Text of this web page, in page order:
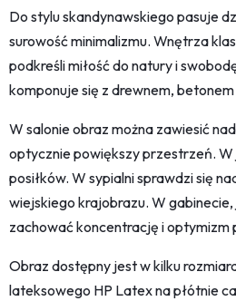
Do stylu skandynawskiego pasuje
surowość minimalizmu. Wnętrza
podkreśli miłość do natury i
komponuje się z drewnem,
W salonie obraz można zawiesić
optycznie powiększy przestrzeń. W
posiłków. W sypialni sprawdzi się
wiejskiego krajobrazu. W
zachować koncentrację i optymizm
Obraz dostępny jest w kilku
lateksowego HP Latex na płótnie